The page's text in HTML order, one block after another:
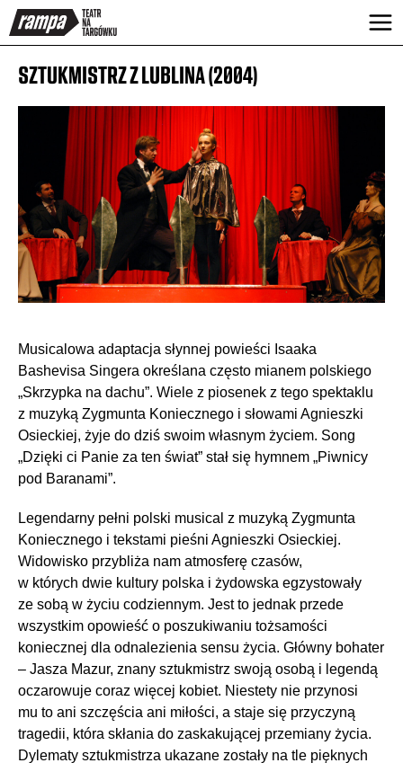
SZTUKMISTRZ Z LUBLINA(2004)
Musicalowa adaptacja słynnej powieści Isaaka
Bashevisa Singera określana często mianem polskiego
„Skrzypka na dachu”. Wiele z piosenek z tego spektaklu
z muzyką Zygmunta Koniecznego i słowami Agnieszki
Osieckiej, żyje do dziś swoim własnym życiem. Song
„Dzięki ci Panie za ten świat” stał się hymnem „Piwnicy
pod Baranami”.
Legendarny pełni polski musical z muzyką Zygmunta
Koniecznego i tekstami pieśni Agnieszki Osieckiej.
Widowisko przybliża nam atmosferę czasów,
w których dwie kultury polska i żydowska egzystowały
ze sobą w życiu codziennym. Jest to jednak przede
wszystkim opowieść o poszukiwaniu tożsamości
koniecznej dla odnalezienia sensu życia. Główny bohater
– Jasza Mazur, znany sztukmistrz swoją osobą i legendą
oczarowuje coraz więcej kobiet. Niestety nie przynosi
mu to ani szczęścia ani miłości, a staje się przyczyną
tragedii, która skłania do zaskakującej przemiany życia.
Dylematy sztukmistrza ukazane zostały na tle pięknych